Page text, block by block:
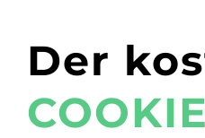
Der
COOKIE